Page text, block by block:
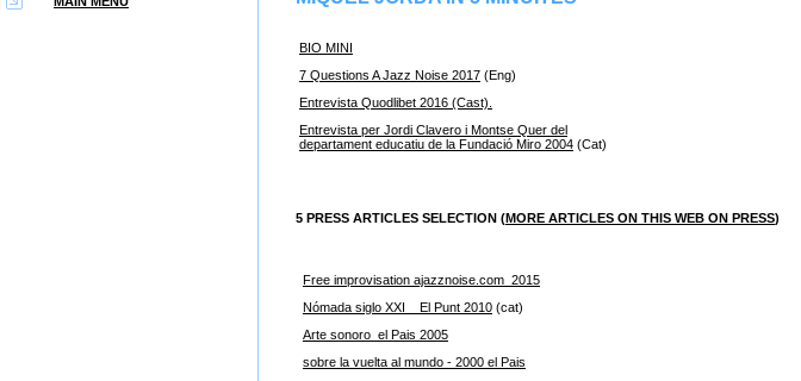
BIO MINI
7 Questions A Jazz Noise 2017 (Eng)
Entrevista Quodlibet 2016 (Cast).
Entrevista per Jordi Clavero i Montse Quer del
departament educatiu de la Fundació Miro 2004 (Cat)
5 PRESS ARTICLES SELECTION (MORE ARTICLES ON THIS WEB ON PRESS)
Free improvisation ajazznoise.com_2015
Nómada siglo XXI _ El Punt 2010 (cat)
Arte sonoro_el Pais 2005
sobre la vuelta al mundo - 2000 el Pais